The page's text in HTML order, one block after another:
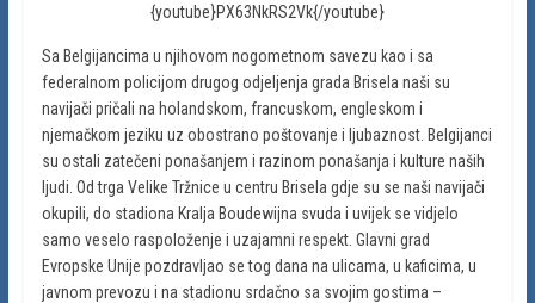
{youtube}PX63NkRS2Vk{/youtube}
Sa Belgijancima u njihovom nogometnom savezu kao i sa
federalnom policijom drugog odjeljenja grada Brisela naši su
navijači pričali na holandskom, francuskom, engleskom i
njemačkom jeziku uz obostrano poštovanje i ljubaznost. Belgijanci
su ostali zatečeni ponašanjem i razinom ponašanja i kulture naših
ljudi. Od trga Velike Tržnice u centru Brisela gdje su se naši navijači
okupili, do stadiona Kralja Boudewijna svuda i uvijek se vidjelo
samo veselo raspoloženje i uzajamni respekt. Glavni grad
Evropske Unije pozdravljao se tog dana na ulicama, u kaficima, u
javnom prevozu i na stadionu srdačno sa svojim gostima –